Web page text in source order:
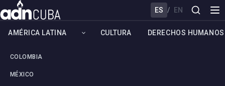
ES / EN
AMÉRICA LATINA
COLOMBIA
MÉXICO
CULTURA DERECHOS HUMANOS